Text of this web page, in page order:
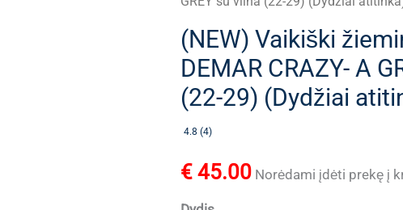
(NEW) Vaikiški
DEMAR CRAZY- A
(22-29) (Dydžiai
4.8 (4)
€45.00 Norėdami įdėti prekę į